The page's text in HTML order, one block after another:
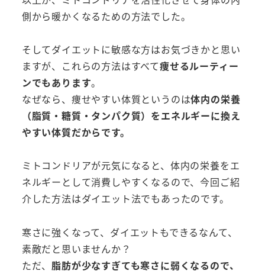
側から暖かくなるための方法でした。
そしてダイエットに敏感な方はお気づきかと思い
ますが、これらの方法はすべて痩せるルーティー
ンでもあります。
なぜなら、痩せやすい体質というのは体内の栄養
（脂質・糖質・タンパク質）をエネルギーに換え
やすい体質だからです。
ミトコンドリアが元気になると、体内の栄養をエ
ネルギーとして消費しやすくなるので、今回ご紹
介した方法はダイエット法でもあったのです。
寒さに強くなって、ダイエットもできるなんて、
素敵だと思いませんか？
ただ、脂肪が少なすぎても寒さに弱くなるので、